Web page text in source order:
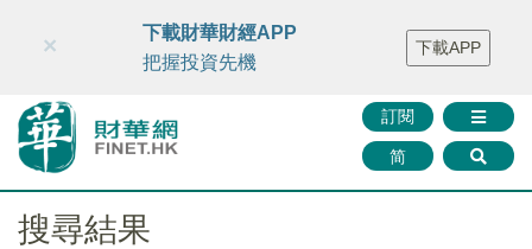
財華智庫網 FINTV FINMETA 財華證券 媒體矩陣
智庫沙龍
聯絡我們
訂閱
简
×
下載財華財經APP
把握投資先機
下載APP
搜尋結果